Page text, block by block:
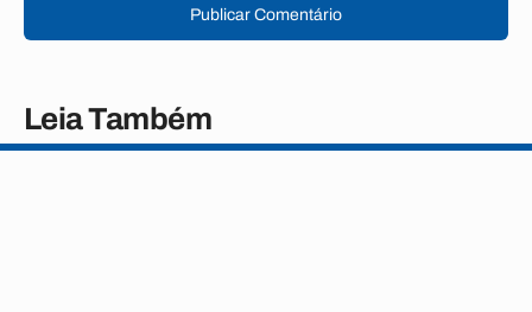
Publicar Comentário
Leia Também